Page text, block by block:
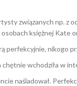
związanych np. z
księżnej Kate
perfekcyjnie, nikogo
wchodziła w
naśladował.